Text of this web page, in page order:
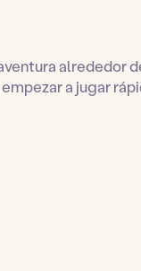
alrededor
a jugar